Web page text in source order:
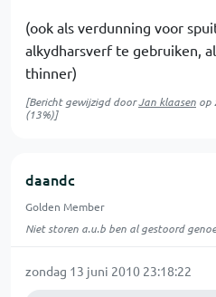
(ook als verdunning voor
alkydharsverf te gebruiken,
thinner)
[Bericht gewijzigd doorJan klaasen op
(13%)]
daandc
Golden Member
Niet storen a.u.b ben al gestoord
zondag 13 juni 2010 23:18:22